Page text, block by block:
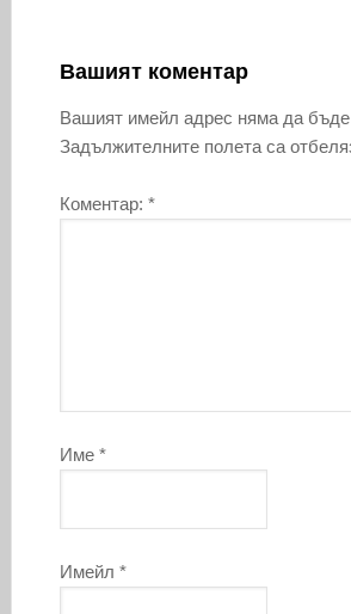
Вашият коментар
Вашият имейл адрес няма да бъде
Задължителните полета са
Коментар: *
Име *
Имейл *